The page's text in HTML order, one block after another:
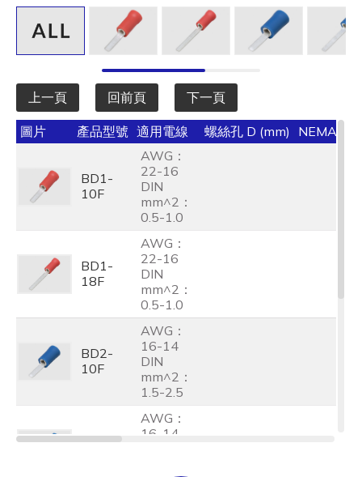
上一頁 回前頁 下一頁
圖片 產品型號 適用電線 螺絲孔 D (mm) NEMA
BD1-
10F
AWG：
22-16
DIN
mm^2：
0.5-1.0
BD1-
18F
AWG：
22-16
DIN
mm^2：
0.5-1.0
BD2-
10F
AWG：
16-14
DIN
mm^2：
1.5-2.5
BD2-
AWG：
16-14